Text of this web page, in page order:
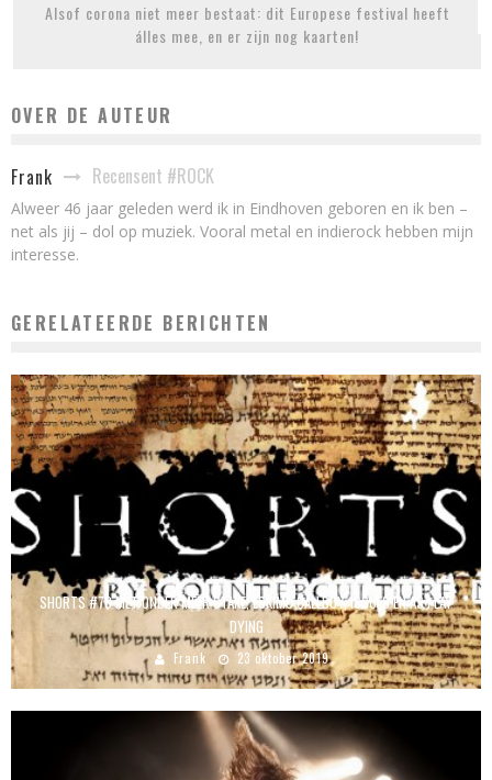
Alsof corona niet meer bestaat: dit Europese festival heeft
álles mee, en er zijn nog kaarten!
OVER DE AUTEUR
Frank Recensent #ROCK
Alweer 46 jaar geleden werd ik in Eindhoven geboren en ik ben –
net als jij – dol op muziek. Vooral metal en indierock hebben mijn
interesse.
GERELATEERDE BERICHTEN
SHORTS #78 MET ONDER MEER STAKE, ESKIMO CALLBOY, ISSUES EN AS I LAY
DYING
Frank 23 oktober 2019